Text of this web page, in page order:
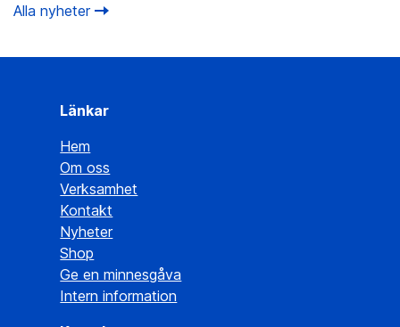
Alla nyheter
Länkar
Hem
Om oss
Verksamhet
Kontakt
Nyheter
Shop
Ge en minnesgåva
Intern information